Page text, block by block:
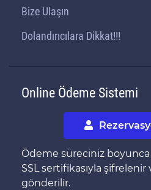
Bize Ulaşın
Dolandırıcılara Dikkat!!!
Online Ödeme Sistemi
Ödeme süreciniz
SSL sertifikasıyla şifrelenir
gönderilir.